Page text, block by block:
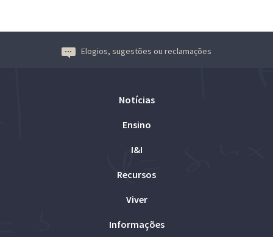
Elogios, sugestões ou reclamações
Notícias
Ensino
I&I
Recursos
Viver
Informações